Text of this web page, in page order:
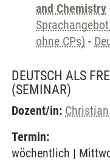
and Chemistry
ohne CPs) -
DEUTSCH ALS
(SEMINAR)
Dozent/in:
Termin:
wöchentlich |